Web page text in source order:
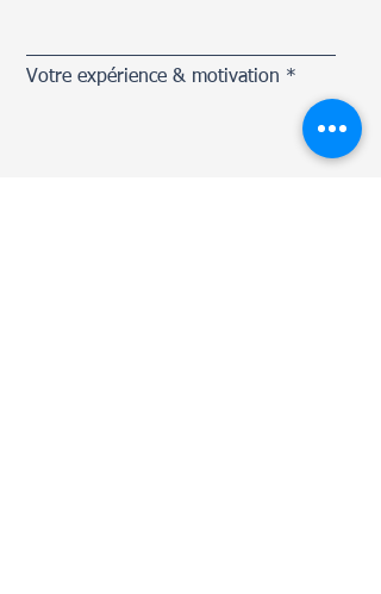
Votre expérience & motivation